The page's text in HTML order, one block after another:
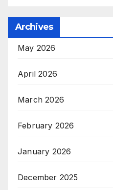
Archives
May 2026
April 2026
March 2026
February 2026
January 2026
December 2025